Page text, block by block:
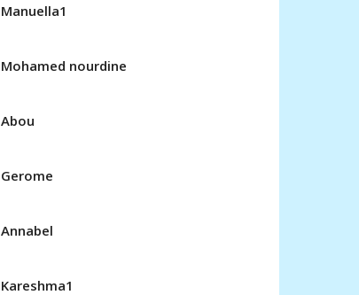
Manuella1
Mohamed nourdine
Abou
Gerome
Annabel
Kareshma1